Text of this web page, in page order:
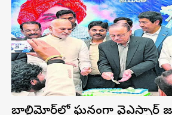
బాల్టిమోర్‌లో ఘనంగా వైఎస్సార్‌